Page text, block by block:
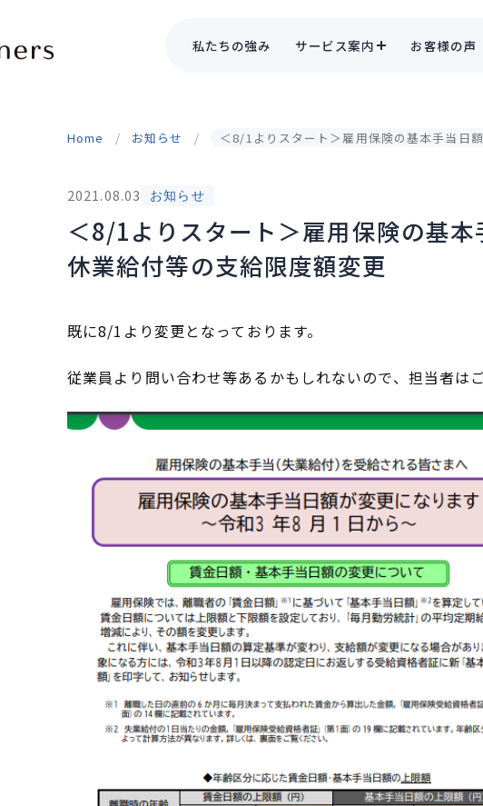
私たちの強み サービス案内 お客様の声
Home お知らせ ＜8/1よりスタート＞雇用保険の基本手当日
2021.08.03 お知らせ
＜8/1よりスタート＞雇用保険の基
休業給付等の支給限度額変更
既に8/1より変更となっております。
従業員より問い合わせ等あるかもしれないので、担当者は